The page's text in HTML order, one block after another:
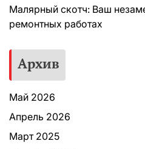
Малярный скотч: Ваш
ремонтных работах
Архив
Май 2026
Апрель 2026
Март 2025